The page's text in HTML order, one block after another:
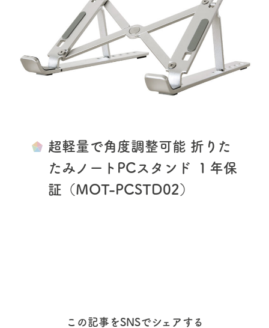
超軽量で角度調整可能 折りた
たみノートPCスタンド １年保
証（MOT-PCSTD02）
この記事をSNSでシェアする